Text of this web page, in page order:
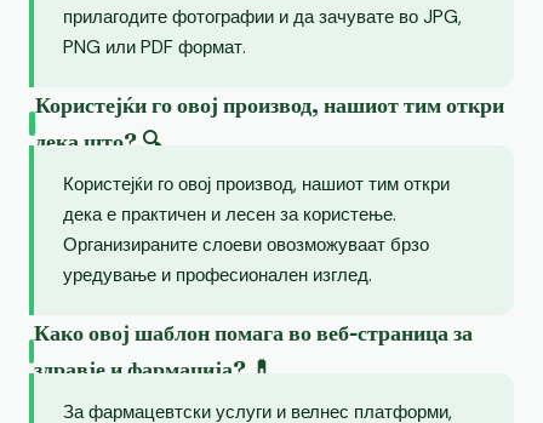
прилагодите фотографии и да зачувате во JPG,
PNG или PDF формат.
Користејќи го овој производ, нашиот тим откри
дека што? 🔍
Користејќи го овој производ, нашиот тим откри
дека е практичен и лесен за користење.
Организираните слоеви овозможуваат брзо
уредување и професионален изглед.
Како овој шаблон помага во веб-страница за
здравје и фармација? 💊
За фармацевтски услуги и велнес платформи,